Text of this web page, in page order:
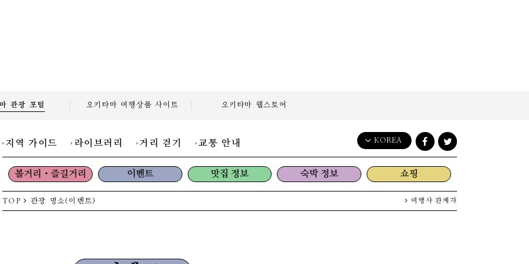
관광 포털 오키타마 여행상품 사이트 오키타마 웹스토어
지역 가이드 라이브러리 거리 걷기 교통 안내 KOREA
English
日本語
한국어
简体中文
볼거리・즐길거리 이벤트 맛집 정보 숙박 정보 쇼핑
TOP 관광 명소(이벤트) 여행사 관계자